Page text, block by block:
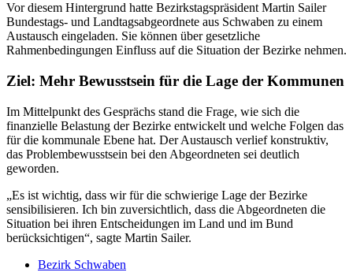
Vor diesem Hintergrund hatte Bezirkstagspräsident Martin Sailer
Bundestags- und Landtagsabgeordnete aus Schwaben zu einem
Austausch eingeladen. Sie können über gesetzliche
Rahmenbedingungen Einfluss auf die Situation der Bezirke nehmen.
Ziel: Mehr Bewusstsein für die Lage der Kommunen
Im Mittelpunkt des Gesprächs stand die Frage, wie sich die
finanzielle Belastung der Bezirke entwickelt und welche Folgen das
für die kommunale Ebene hat. Der Austausch verlief konstruktiv,
das Problembewusstsein bei den Abgeordneten sei deutlich
geworden.
„Es ist wichtig, dass wir für die schwierige Lage der Bezirke
sensibilisieren. Ich bin zuversichtlich, dass die Abgeordneten die
Situation bei ihren Entscheidungen im Land und im Bund
berücksichtigen“, sagte Martin Sailer.
Bezirk Schwaben